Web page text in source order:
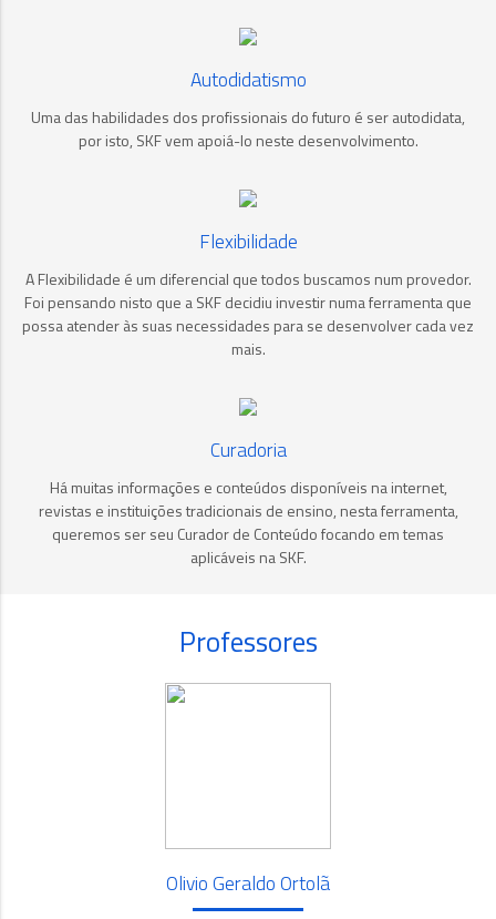
Autodidatismo
Uma das habilidades dos profissionais do futuro é ser autodidata,
por isto, SKF vem apoiá-lo neste desenvolvimento.
Flexibilidade
A Flexibilidade é um diferencial que todos buscamos num provedor.
Foi pensando nisto que a SKF decidiu investir numa ferramenta que
possa atender às suas necessidades para se desenvolver cada vez
mais.
Curadoria
Há muitas informações e conteúdos disponíveis na internet,
revistas e instituições tradicionais de ensino, nesta ferramenta,
queremos ser seu Curador de Conteúdo focando em temas
aplicáveis na SKF.
Professores
Olivio Geraldo Ortolã